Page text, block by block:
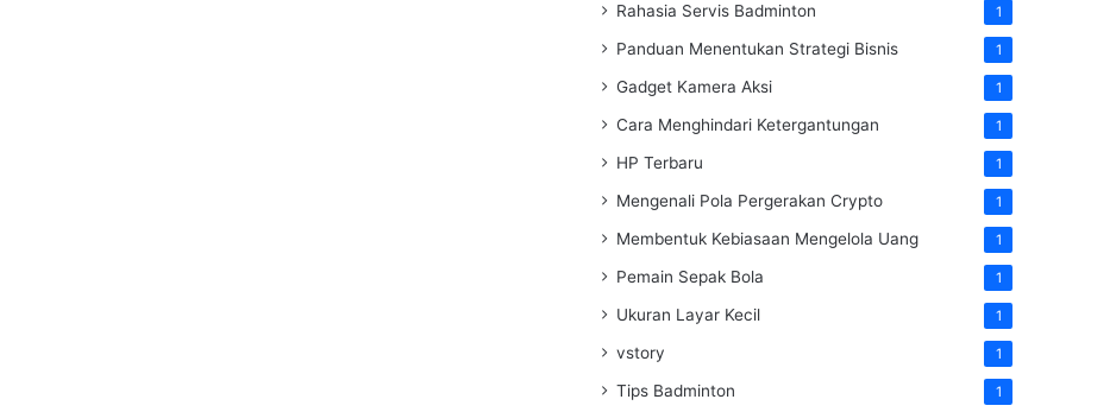
Rahasia Servis Badminton 1
Panduan Menentukan Strategi Bisnis 1
Gadget Kamera Aksi 1
Cara Menghindari Ketergantungan 1
HP Terbaru 1
Mengenali Pola Pergerakan Crypto 1
Membentuk Kebiasaan Mengelola Uang 1
Pemain Sepak Bola 1
Ukuran Layar Kecil 1
vstory 1
Tips Badminton 1